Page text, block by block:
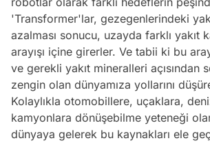
'Transformer'lar, gezegenlerindeki
azalması sonucu, uzayda farklı yakıt
arayışı içine girerler. Ve tabii ki bu
ve gerekli yakıt mineralleri açısından
zengin olan dünyamıza yollarını
Kolaylıkla otomobillere, uçaklara,
kamyonlara dönüşebilme yeteneği
dünyaya gelerek bu kaynakları ele